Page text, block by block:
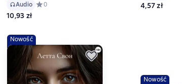
Audio Средний рейтинг 0 на основе 0 оценок
0
10,93 zł
4,57 zł
Nowość
Nowość